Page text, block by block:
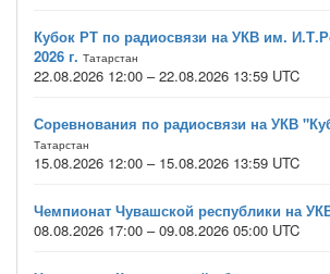
Кубок РТ по радиосвязи на УКВ им.
2026 г. Татарстан
22.08.2026 12:00 – 22.08.2026 13:59 UTC
Соревнования по радиосвязи на УКВ
Татарстан
15.08.2026 12:00 – 15.08.2026 13:59 UTC
Чемпионат Чувашской республики на
08.08.2026 17:00 – 09.08.2026 05:00 UTC